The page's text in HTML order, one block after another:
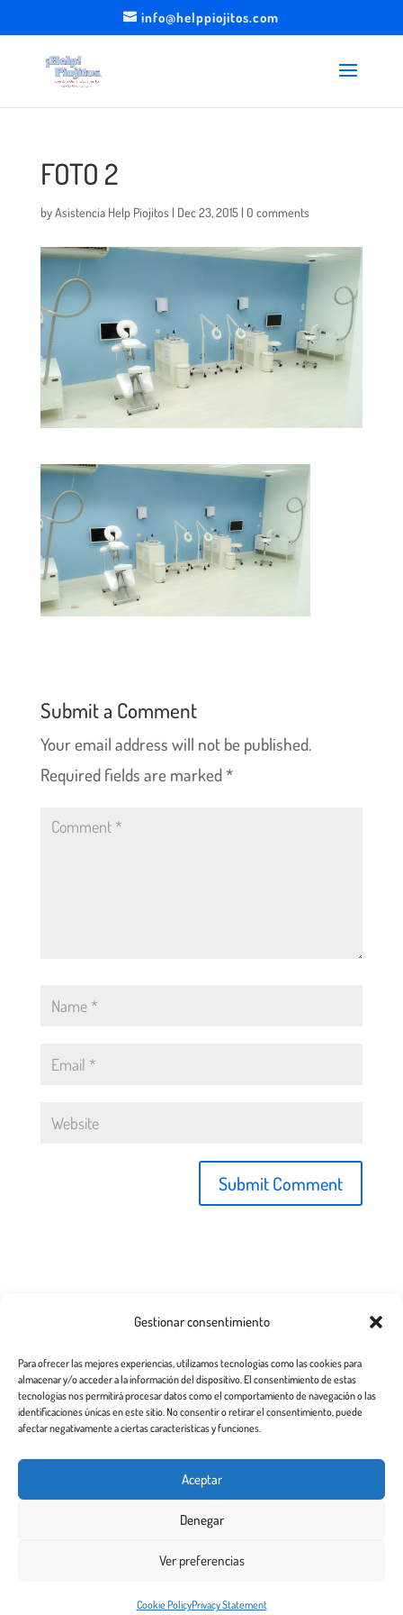
Este sitio web utiliza cookies para garantizar que obtenga la
Gestionar consentimiento
Para ofrecer las mejores experiencias, utilizamos tecnologías como las cookies para
almacenar y/o acceder a la información del dispositivo. El consentimiento de estas
tecnologías nos permitirá procesar datos como el comportamiento de navegación o las
identificaciones únicas en este sitio. No consentir o retirar el consentimiento, puede
afectar negativamente a ciertas características y funciones.
Aceptar
Denegar
Ver preferencias
Cookie PolicyPrivacy Statement
info@helppiojitos.com
FOTO 2
byAsistencia Help Piojitos | Dec 23, 2015| 0 comments
Submit a Comment
Your email address will not be published.
Required fields are marked*
Categorías de publicaciones
Cómo quitar piojos y liendres
Preguntas frecuentes
Los piojos y su historia
Prevención y recomendaciones
Todos los derechos reservados 2.020